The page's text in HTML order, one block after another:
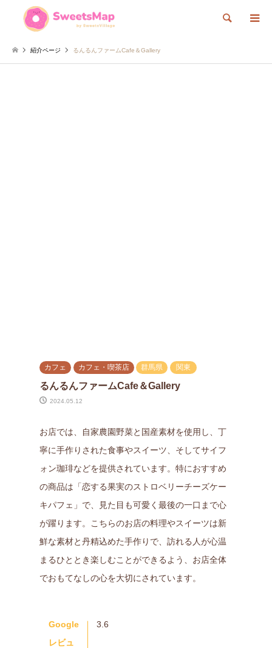
検索
紹介ページ るんるんファームCafe＆Gallery
カフェ カフェ・喫茶店 群馬県 関東
るんるんファームCafe＆Gallery
2024.05.12
お店では、自家農園野菜と国産素材を使用し、丁
寧に手作りされた食事やスイーツ、そしてサイフ
ォン珈琲などを提供されています。特におすすめ
の商品は「恋する果実のストロベリーチーズケー
キパフェ」で、見た目も可愛く最後の一口まで心
が躍ります。こちらのお店の料理やスイーツは新
鮮な素材と丹精込めた手作りで、訪れる人が心温
まるひととき楽しむことができるよう、お店全体
でおもてなしの心を大切にされています。
Google
レビュ
3.6